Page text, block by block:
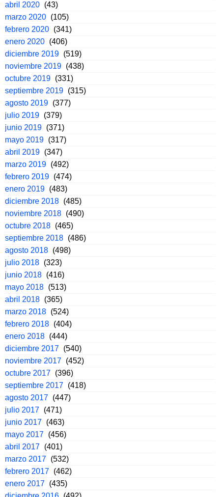
abril 2020 (43)
marzo 2020 (105)
febrero 2020 (341)
enero 2020 (406)
diciembre 2019 (519)
noviembre 2019 (438)
octubre 2019 (331)
septiembre 2019 (315)
agosto 2019 (377)
julio 2019 (379)
junio 2019 (371)
mayo 2019 (317)
abril 2019 (347)
marzo 2019 (492)
febrero 2019 (474)
enero 2019 (483)
diciembre 2018 (485)
noviembre 2018 (490)
octubre 2018 (465)
septiembre 2018 (486)
agosto 2018 (498)
julio 2018 (323)
junio 2018 (416)
mayo 2018 (513)
abril 2018 (365)
marzo 2018 (524)
febrero 2018 (404)
enero 2018 (444)
diciembre 2017 (540)
noviembre 2017 (452)
octubre 2017 (396)
septiembre 2017 (418)
agosto 2017 (447)
julio 2017 (471)
junio 2017 (463)
mayo 2017 (456)
abril 2017 (401)
marzo 2017 (532)
febrero 2017 (462)
enero 2017 (435)